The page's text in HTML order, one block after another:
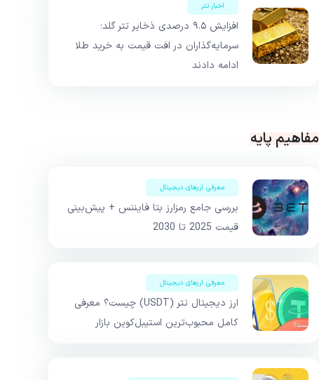
اخبار تتر
افزایش ۹.۵ درصدی ذخایر تتر گلد؛
سرمایه‌گذاران در افت قیمت به خرید طلا
ادامه دادند
مفاهیم پایه
معرفی ارزهای دیجیتال
بررسی جامع رمزارز بتا فایننس + پیش‌بینی
قیمت 2025 تا 2030
معرفی ارزهای دیجیتال
ارز دیجیتال تتر (USDT) چیست؟ معرفی
کامل محبوب‌ترین استیبل‌کوین بازار